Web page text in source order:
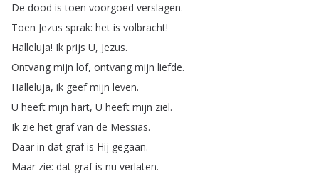
De dood is toen voorgoed verslagen.
Toen Jezus sprak: het is volbracht!
Halleluja! Ik prijs U, Jezus.
Ontvang mijn lof, ontvang mijn liefde.
Halleluja, ik geef mijn leven.
U heeft mijn hart, U heeft mijn ziel.
Ik zie het graf van de Messias.
Daar in dat graf is Hij gegaan.
Maar zie: dat graf is nu verlaten.